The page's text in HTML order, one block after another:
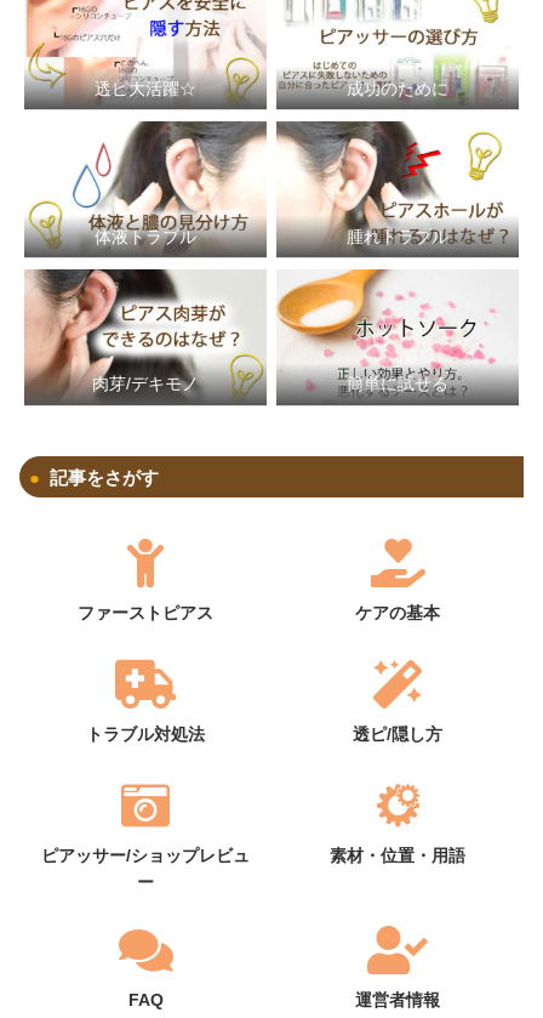
透ピ大活躍☆ 成功のために
体液トラブル 腫れトラブル
肉芽/デキモノ 簡単に試せる
記事をさがす
ファーストピアス ケアの基本
トラブル対処法 透ピ/隠し方
ピアッサー/ショップレビュ
ー
素材・位置・用語
FAQ 運営者情報